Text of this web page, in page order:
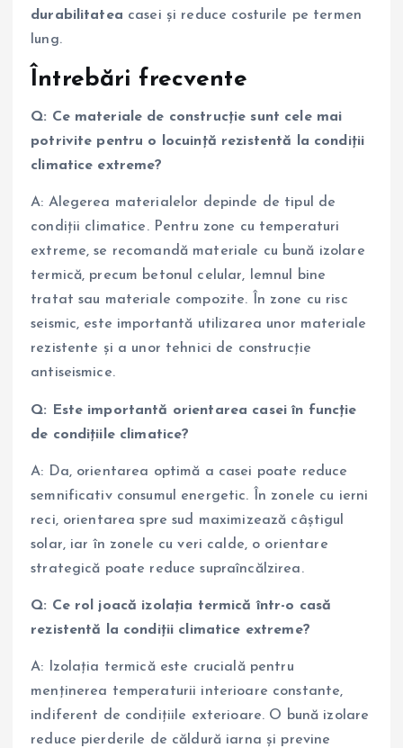
durabilitatea casei și reduce costurile pe termen
lung.
Întrebări frecvente
Q: Ce materiale de construcție sunt cele mai
potrivite pentru o locuință rezistentă la condiții
climatice extreme?
A: Alegerea materialelor depinde de tipul de
condiții climatice. Pentru zone cu temperaturi
extreme, se recomandă materiale cu bună izolare
termică, precum betonul celular, lemnul bine
tratat sau materiale compozite. În zone cu risc
seismic, este importantă utilizarea unor materiale
rezistente și a unor tehnici de construcție
antiseismice.
Q: Este importantă orientarea casei în funcție
de condițiile climatice?
A: Da, orientarea optimă a casei poate reduce
semnificativ consumul energetic. În zonele cu ierni
reci, orientarea spre sud maximizează câștigul
solar, iar în zonele cu veri calde, o orientare
strategică poate reduce supraîncălzirea.
Q: Ce rol joacă izolația termică într-o casă
rezistentă la condiții climatice extreme?
A: Izolația termică este crucială pentru
menținerea temperaturii interioare constante,
indiferent de condițiile exterioare. O bună izolare
reduce pierderile de căldură iarna și previne